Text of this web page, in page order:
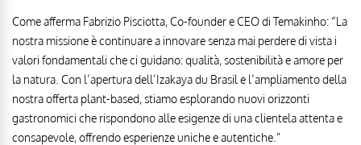
Come afferma Fabrizio Pisciotta, Co-founder e CEO di Temakinho: “La
nostra missione è continuare a innovare senza mai perdere di vista i
valori fondamentali che ci guidano: qualità, sostenibilità e amore per
la natura. Con l’apertura dell’Izakaya du Brasil e l’ampliamento della
nostra offerta plant-based, stiamo esplorando nuovi orizzonti
gastronomici che rispondono alle esigenze di una clientela attenta e
consapevole, offrendo esperienze uniche e autentiche.”